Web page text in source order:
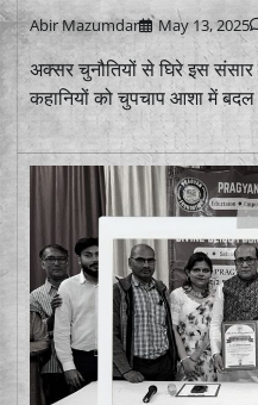
Abir Mazumdar May 13, 2025
अक्सर चुनौतियों से घिरे इस संसार
कहानियों को चुपचाप आशा में